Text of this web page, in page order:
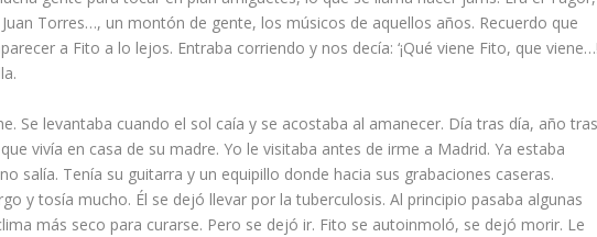
Torres…, un montón de gente, los músicos de aquellos años. Recuerdo que
a Fito a lo lejos. Entraba corriendo y nos decía: ‘¡Qué viene Fito, que
Se levantaba cuando el sol caía y se acostaba al amanecer. Día tras día, año
vivía en casa de su madre. Yo le visitaba antes de irme a Madrid. Ya estaba
salía. Tenía su guitarra y un equipillo donde hacia sus grabaciones caseras.
y tosía mucho. Él se dejó llevar por la tuberculosis. Al principio pasaba algunas
más seco para curarse. Pero se dejó ir. Fito se autoinmoló, se dejó morir. Le